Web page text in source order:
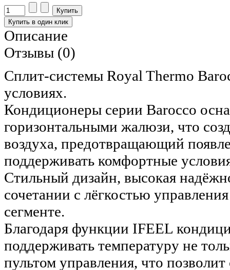
Описание
Отзывы (0)
Сплит-системы Royal Thermo
условиях.
Кондиционеры серии Barocco
горизонтальными жалюзи, что
воздуха, предотвращающий
поддерживать комфортные
Стильный дизайн, высокая
сочетании с лёгкостью
сегменте.
Благодаря функции IFEEL
поддерживать температуру не
пультом управления, что